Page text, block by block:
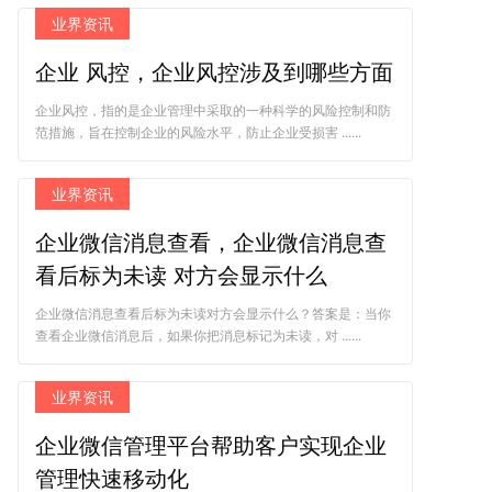
业界资讯
企业 风控，企业风控涉及到哪些方面
企业风控，指的是企业管理中采取的一种科学的风险控制和防
范措施，旨在控制企业的风险水平，防止企业受损害 ......
业界资讯
企业微信消息查看，企业微信消息查
看后标为未读 对方会显示什么
企业微信消息查看后标为未读对方会显示什么？答案是：当你
查看企业微信消息后，如果你把消息标记为未读，对 ......
业界资讯
企业微信管理平台帮助客户实现企业
管理快速移动化